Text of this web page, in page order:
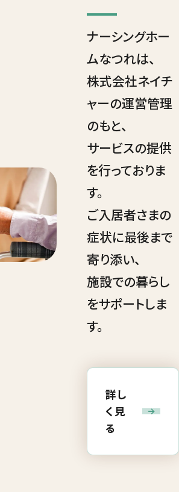
ナーシングホー
ムなつれは、
株式会社ネイチ
ャーの運営管理
のもと、
サービスの提供
を行っておりま
す。
ご入居者さまの
症状に最後まで
寄り添い、
施設での暮らし
をサポートしま
す。
詳し
く見
る